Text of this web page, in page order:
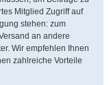
Mitglied Zugriff auf
stehen: zum
an andere
Wir empfehlen Ihnen
zahlreiche Vorteile